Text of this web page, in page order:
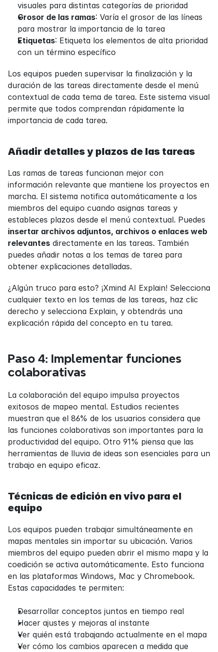
visuales para distintas categorías de prioridad
Grosor de las ramas: Varía el grosor de las líneas
para mostrar la importancia de la tarea
Etiquetas: Etiqueta los elementos de alta prioridad
con un término específico
Los equipos pueden supervisar la finalización y la
duración de las tareas directamente desde el menú
contextual de cada tema de tarea. Este sistema visual
permite que todos comprendan rápidamente la
importancia de cada tarea.
Añadir detalles y plazos de las tareas
Las ramas de tareas funcionan mejor con
información relevante que mantiene los proyectos en
marcha. El sistema notifica automáticamente a los
miembros del equipo cuando asignas tareas y
insertar archivos adjuntos, archivos o enlaces web
relevantes directamente en las tareas. También
puedes añadir notas a los temas de tarea para
obtener explicaciones detalladas.
¿Algún truco para esto? ¡Xmind AI Explain! Selecciona
cualquier texto en los temas de las tareas, haz clic
derecho y selecciona Explain, y obtendrás una
explicación rápida del concepto en tu tarea.
Paso 4: Implementar funciones
colaborativas
La colaboración del equipo impulsa proyectos
exitosos de mapeo mental. Estudios recientes
muestran que el 86% de los usuarios considera que
las funciones colaborativas son importantes para la
productividad del equipo. Otro 91% piensa que las
herramientas de lluvia de ideas son esenciales para un
trabajo en equipo eficaz.
Técnicas de edición en vivo para el
equipo
Los equipos pueden trabajar simultáneamente en
mapas mentales sin importar su ubicación. Varios
miembros del equipo pueden abrir el mismo mapa y la
coedición se activa automáticamente. Esto funciona
en las plataformas Windows, Mac y Chromebook.
Estas capacidades te permiten:
Desarrollar conceptos juntos en tiempo real
Hacer ajustes y mejoras al instante
Ver quién está trabajando actualmente en el mapa
Ver cómo los cambios aparecen a medida que